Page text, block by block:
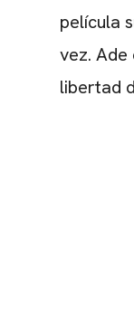
película
vez. Ade
libertad